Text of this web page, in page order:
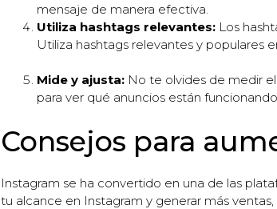
mensaje de manera efectiva.
Utiliza hashtags relevantes: Los
Utiliza hashtags relevantes y populares
Mide y ajusta: No te olvides de medir
para ver qué anuncios están
Consejos para
Instagram se ha convertido en una de las
tu alcance en Instagram y generar más